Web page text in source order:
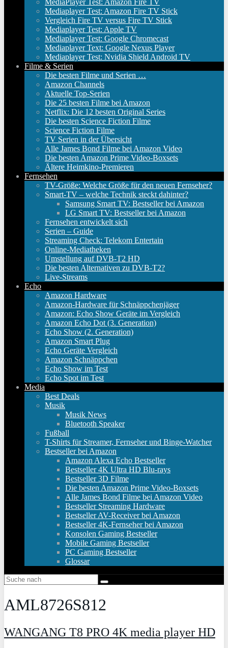
MediaPlayer Test: Amazon Fire TV
Mediaplayer Test: Amazon Fire TV Stick
Vergleich Fire TV versus Fire TV Stick
Mediaplayer Test: Apple TV
Mediaplayer Test: Google Chromecast
Mediaplayer Text: Google Nexus Player
Mediaplayer Test: Nvidia Shield Android TV
Filme & Serien
Die besten Filme und Serien …
Amazon Channels
Aktuelle Top-Serien
Die 25 besten Filme bei Amazon
Netflix: Die 12 besten Original Series
Die besten Science Fiction Filme
Science Fiction Filme
TV Serien in der Übersicht
Alle James Bond Filme bei Amazon Video
Die besten Amazon Prime Video-Boxsets
Ältere Heimkino-Premieren
Fernsehen
TV-Größe: Welche Größe für den neuen Fernseher?
Smart-TV – welche Technik steckt dahinter?
Samsung Smart TV: Bestseller bei Amazon
LG Smart TV: Bestseller bei Amazon
Fernsehen entwickelt sich
Serien – Guide
Streaming Check: Telekom Entertain
Online-Mediatheken
Umstellung auf DVB-T2 HD
Die besten Alternativen zu DVB-T2?
Live-Streams
Echo
Amazon Hardware
Amazon-Hardware für Schnäppchenjäger
Amazon: Echo Show Geräte im Vergleich
Amazon Echo Dot (3. Generation)
Echo Show (2. Generation)
Amazon Smart Plug
Echo Geräte Vergleich
Amazon Schnäppchen
Echo Show im Test
Echo Spot im Test
Media
Best Deals
Musik
Musik News
Bluetooth Speaker
Fußball
T-Shirts für Streamer, Fernseher und Binge-Watcher
Bestseller bei Amazon
Amazon Alexa Echo Bestseller
Bestseller 4K Ultra HD Blu-rays
Bestseller 3D Filme
Die besten Amazon Prime Video-Boxsets
Alle James Bond Filme bei Amazon Video
Bestseller Streaming Hardware
Bestseller AV-Receiver bei Amazon
Bestseller 4K-Fernseher bei Amazon
Konsolen Gaming Bestseller
Mobile Gaming Bestseller
PC Gaming Bestseller
Glossar
AML8726S812
WANGANG T8 PRO 4K media player HD